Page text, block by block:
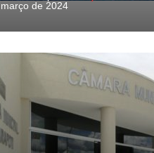
março de 2024